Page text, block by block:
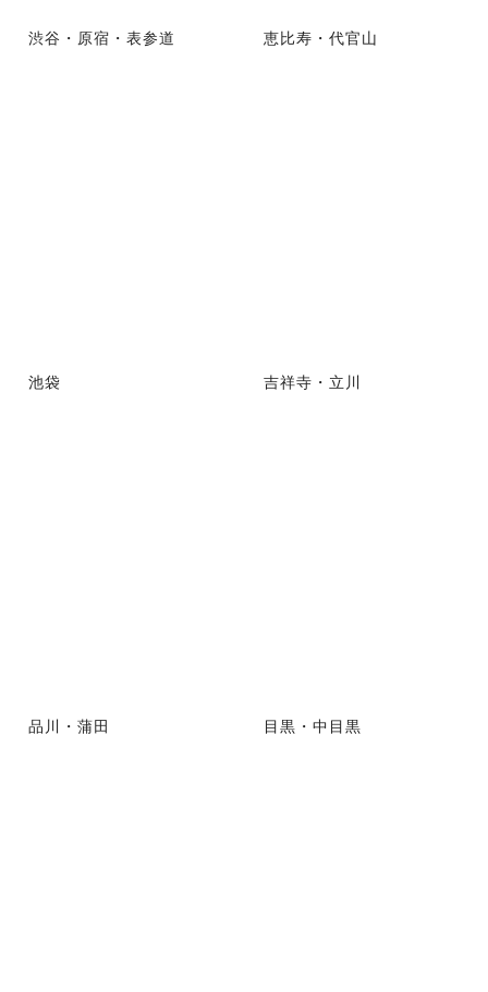
渋谷・原宿・表参道 恵比寿・代官山
池袋 吉祥寺・立川
品川・蒲田 目黒・中目黒